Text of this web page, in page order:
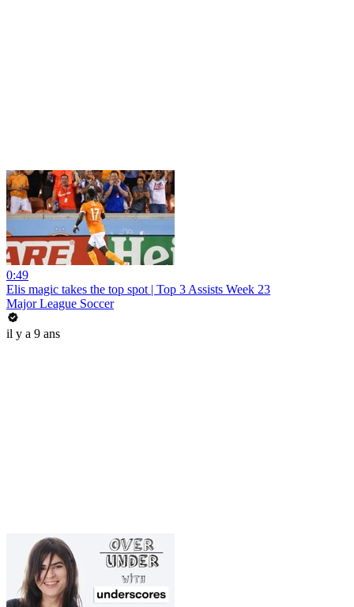
0:49
Elis magic takes the top spot | Top 3 Assists Week 23
Major League Soccer
il y a 9 ans